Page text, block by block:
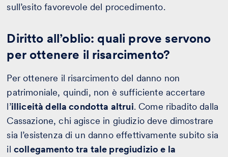
sull’esito favorevole del procedimento.
Diritto all’oblio: quali prove servono
per ottenere il risarcimento?
Per ottenere il risarcimento del danno non
patrimoniale, quindi, non è sufficiente accertare
l’illiceità della condotta altrui. Come ribadito dalla
Cassazione, chi agisce in giudizio deve dimostrare
sia l’esistenza di un danno effettivamente subito sia
il collegamento tra tale pregiudizio e la